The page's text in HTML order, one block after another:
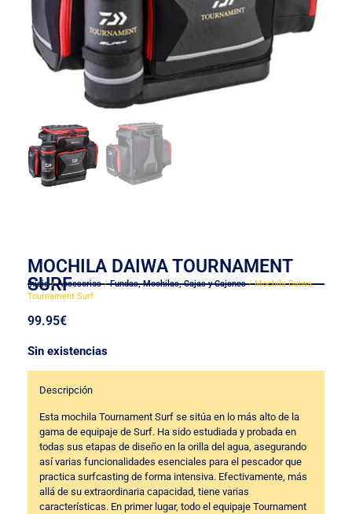
MOCHILA DAIWA TOURNAMENT
SURF
Inicio/Accesorios/Fundas, Mochilas, Cajas y Cajones/ Mochila Daiwa
Tournament Surf
99.95€
Sin existencias
Descripción
Esta mochila Tournament Surf se sitúa en lo más alto de la
gama de equipaje de Surf. Ha sido estudiada y probada en
todas sus etapas de diseño en la orilla del agua, asegurando
así varias funcionalidades esenciales para el pescador que
practica surfcasting de forma intensiva. Efectivamente, más
allá de su extraordinaria capacidad, tiene varias
características. En primer lugar, todo el equipaje Tournament